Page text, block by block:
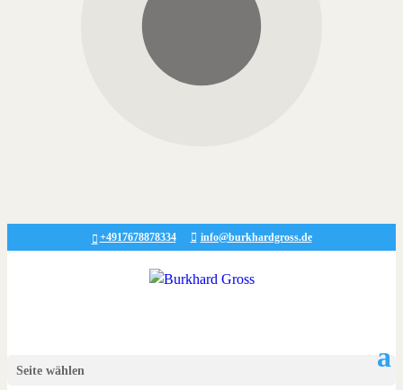
+4917678878334 info@burkhardgross.de
Seite wählen